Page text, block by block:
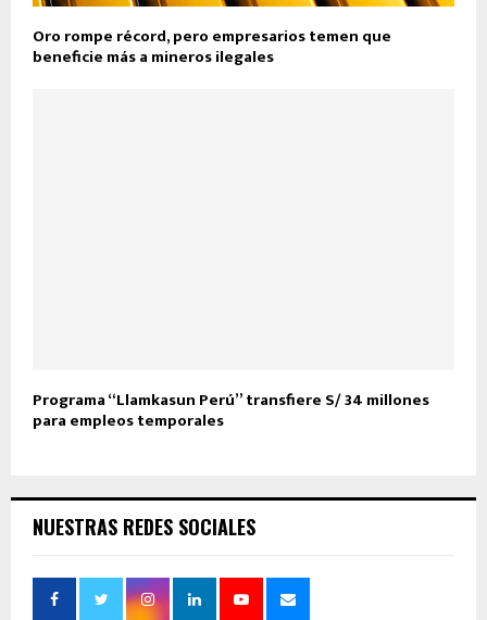
Oro rompe récord, pero empresarios temen que
beneficie más a mineros ilegales
Programa “Llamkasun Perú” transfiere S/ 34 millones
para empleos temporales
NUESTRAS REDES SOCIALES